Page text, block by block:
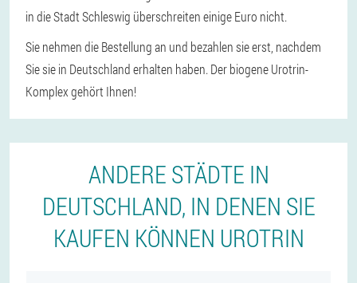
in die Stadt Schleswig überschreiten einige Euro nicht.
Sie nehmen die Bestellung an und bezahlen sie erst, nachdem
Sie sie in Deutschland erhalten haben. Der biogene Urotrin-
Komplex gehört Ihnen!
ANDERE STÄDTE IN
DEUTSCHLAND, IN DENEN SIE
KAUFEN KÖNNEN UROTRIN